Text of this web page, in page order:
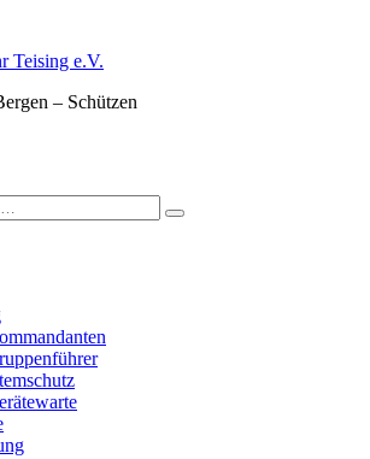
Teising e.V.
– Schützen